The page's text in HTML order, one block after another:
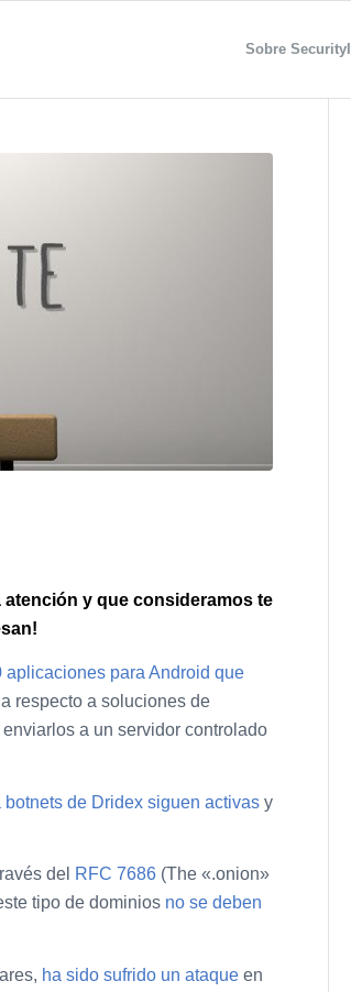
Sobre
y que consideramos te
aplicaciones para Android que
respecto a soluciones de
a un servidor controlado
botnets de Dridex siguen activas y
del RFC 7686 (The «.onion»
tipo de dominios no se deben
ha sido sufrido un ataque en